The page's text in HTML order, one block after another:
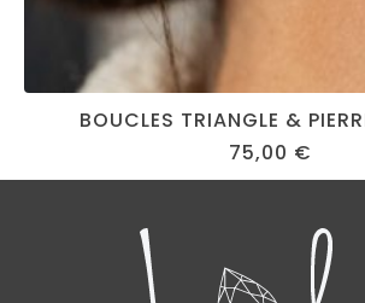
BOUCLES TRIANGLE &
75,00 €